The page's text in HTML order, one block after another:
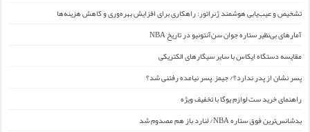
تشخیص و عیب‌یابی هوشمند ژنراتور: راهکاری برای افزایش بهره‌وری و کاهش هزینه‌ها
آمارهای بی‌نظیر ستاره جوان سن‌آنتونیو در تاریخ NBA
مقایسه دستگاه ایکاس با سایر سیگارهای الکتریکی
پسر نشان از پدر ندارد؟/ جیمز ِ پسر نیامده رفتنی شد؟
راهنمای خرید ست لوازم یوگا با تخفیف ویژه
بدشانس‌ترین فوق ستاره NBA/ لنارد باز هم مصدوم شد